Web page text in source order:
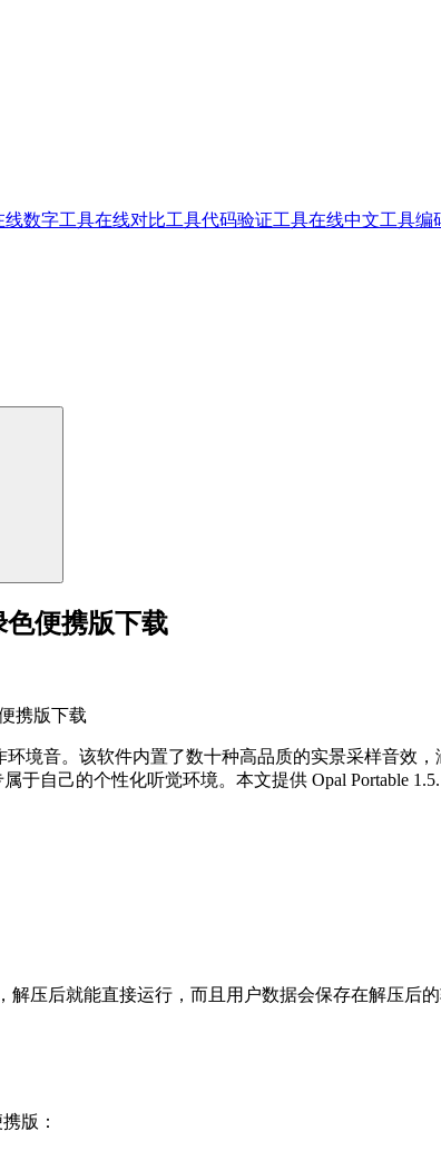
线数字工具在线对比工具代码验证工具在线中文工具编
色便携版下载
携版下载
境音。该软件内置了数十种高品质的实景采样音效
自己的个性化听觉环境。本文提供 Opal Portable
解压后就能直接运行，而且用户数据会保存在解压
版：